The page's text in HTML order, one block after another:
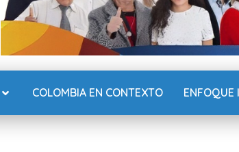
COLOMBIA EN CONTEXTO ENFOQUE